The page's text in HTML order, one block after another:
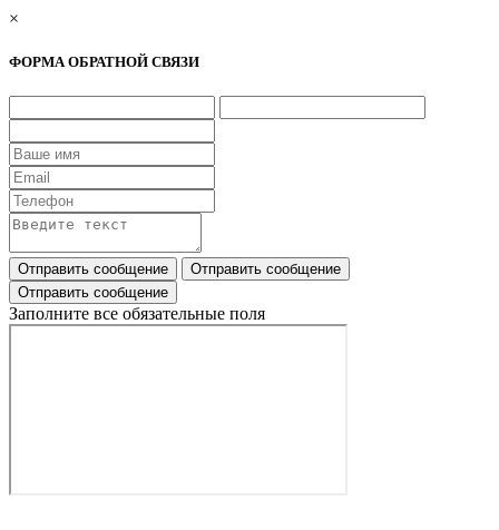
×
ФОРМА ОБРАТНОЙ СВЯЗИ
Заполните все обязательные поля